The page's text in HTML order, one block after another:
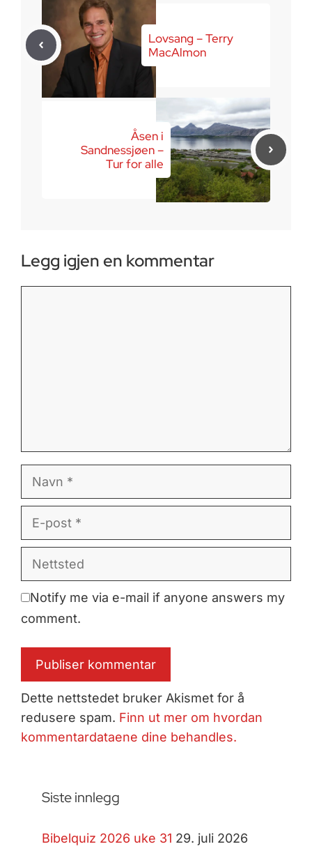
Lovsang – Terry
MacAlmon
Åsen i
Sandnessjøen –
Tur for alle
Legg igjen en kommentar
post
Notify me via e-mail if anyone answers my
comment.
Dette nettstedet bruker Akismet for å
redusere spam. Finn ut mer om hvordan
kommentardataene dine behandles.
Siste innlegg
Bibelquiz 2026 uke 31 29. juli 2026